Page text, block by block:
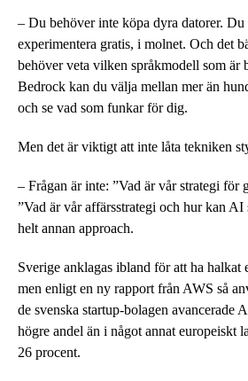
– Du behöver inte köpa dyra datorer. Du
experimentera gratis, i molnet. Och det
behöver veta vilken språkmodell som är
Bedrock kan du välja mellan mer än
och se vad som funkar för dig.
Men det är viktigt att inte låta tekniken
– Frågan är inte: ”Vad är vår strategi för
”Vad är vår affärsstrategi och hur kan AI
helt annan approach.
Sverige anklagas ibland för att ha
men enligt en ny rapport från AWS så
de svenska startup-bolagen avancerade
högre andel än i något annat europeiskt
26 procent.